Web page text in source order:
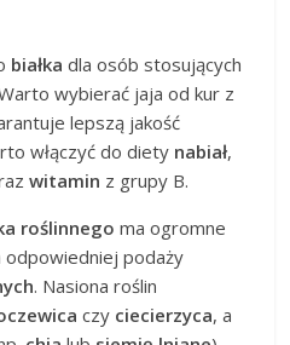
białka dla osób stosujących
wybierać jaja od kur z
lepszą jakość
włączyć do diety nabiał,
witamin z grupy B.
roślinnego ma ogromne
odpowiedniej podaży
. Nasiona roślin
czy ciecierzyca, a